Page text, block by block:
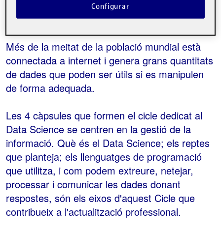
Data Scientist
Més de la meitat de la població mundial està
connectada a internet i genera grans quantitats
de dades que poden ser útils si es manipulen
de forma adequada.
Les 4 càpsules que formen el cicle dedicat al
Data Science se centren en la gestió de la
informació. Què és el Data Science; els reptes
que planteja; els llenguatges de programació
que utilitza, i com podem extreure, netejar,
processar i comunicar les dades donant
respostes, són els eixos d'aquest Cicle que
contribueix a l'actualització professional.
Configurar